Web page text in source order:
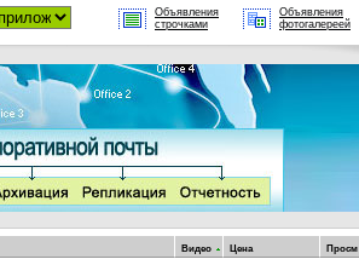
Объявления
строчками
Объявления
фотогалереей
Видео Цена Просм